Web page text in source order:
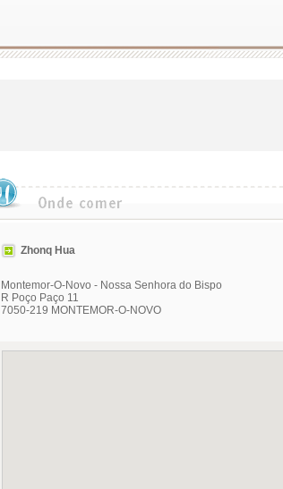
Zhonq Hua
Montemor-O-Novo - Nossa Senhora do Bispo
R Poço Paço 11
7050-219 MONTEMOR-O-NOVO